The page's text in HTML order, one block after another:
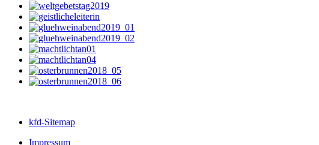
kfd-Sitemap
Impressum